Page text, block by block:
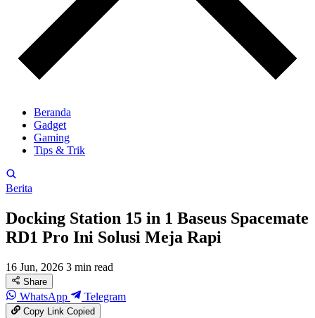
Beranda
Gadget
Gaming
Tips & Trik
Berita
Docking Station 15 in 1 Baseus Spacemate
RD1 Pro Ini Solusi Meja Rapi
16 Jun, 2026 3 min read
Share
WhatsApp Telegram
Copy LinkCopied